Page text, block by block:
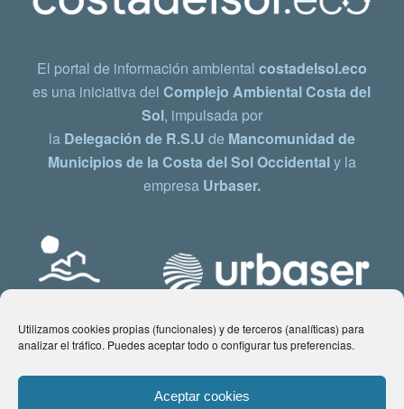
Utilizamos cookies propias (funcionales) y de terceros (analíticas) para
analizar el tráfico. Puedes aceptar todo o configurar tus preferencias.
Aceptar cookies
El portal de información ambiental costadelsol.eco
es una iniciativa delComplejo Ambiental Costa del
Sol, impulsada por
la Delegación de R.S.U de Mancomunidad de
Municipios de la Costa del Sol Occidentaly la
empresa Urbaser.